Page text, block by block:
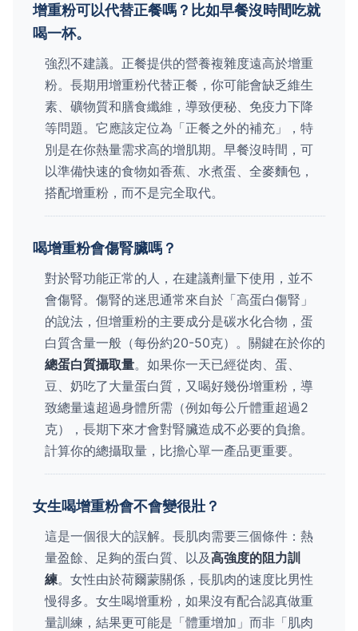
增重粉可以代替正餐嗎？比如早餐沒時間吃就
喝一杯。
強烈不建議。正餐提供的營養複雜度遠高於增重
粉。長期用增重粉代替正餐，你可能會缺乏維生
素、礦物質和膳食纖維，導致便秘、免疫力下降
等問題。它應該定位為「正餐之外的補充」，特
別是在你熱量需求高的增肌期。早餐沒時間，可
以準備快速的食物如香蕉、水煮蛋、全麥麵包，
搭配增重粉，而不是完全取代。
喝增重粉會傷腎臟嗎？
對於腎功能正常的人，在建議劑量下使用，並不
會傷腎。傷腎的迷思通常來自於「高蛋白傷腎」
的說法，但增重粉的主要成分是碳水化合物，蛋
白質含量一般（每份約20-50克）。關鍵在於你的
總蛋白質攝取量。如果你一天已經從肉、蛋、
豆、奶吃了大量蛋白質，又喝好幾份增重粉，導
致總量遠超過身體所需（例如每公斤體重超過2
克），長期下來才會對腎臟造成不必要的負擔。
計算你的總攝取量，比擔心單一產品更重要。
女生喝增重粉會不會變很壯？
這是一個很大的誤解。長肌肉需要三個條件：熱
量盈餘、足夠的蛋白質、以及高強度的阻力訓
練。女性由於荷爾蒙關係，長肌肉的速度比男性
慢得多。女生喝增重粉，如果沒有配合認真做重
量訓練，結果更可能是「體重增加」而非「肌肉